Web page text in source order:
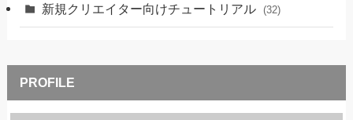
新規クリエイター向けチュートリアル (32)